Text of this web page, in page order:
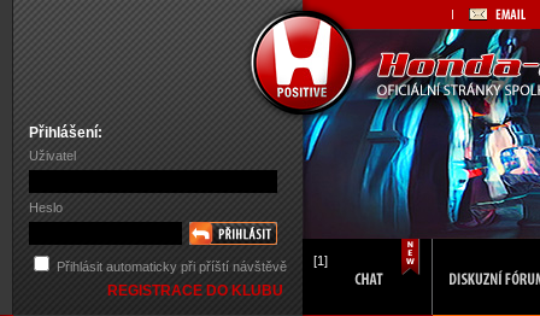
Přihlášení:
Uživatel
Heslo
Přihlásit automaticky při příští návštěvě
REGISTRACE DO KLUBU
[1]